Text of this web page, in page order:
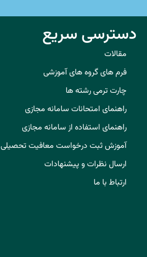
دسترسی سریع
مقالات
فرم های گروه های آموزشی
چارت ترمی رشته ها
راهنمای امتحانات سامانه مجازی
راهنمای استفاده از سامانه مجازی
آموزش ثبت درخواست معافیت تحصیلی
ارسال نظرات و پیشنهادات
ارتباط با ما